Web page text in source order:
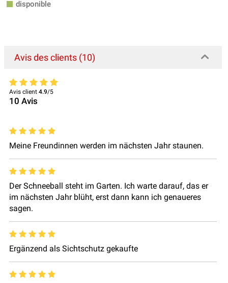
disponible
Avis des clients (10)
Avis client 4.9/5
10 Avis
Meine Freundinnen werden im nächsten Jahr staunen.
Der Schneeball steht im Garten. Ich warte darauf, das er
im nächsten Jahr blüht, erst dann kann ich genaueres
sagen.
Ergänzend als Sichtschutz gekaufte